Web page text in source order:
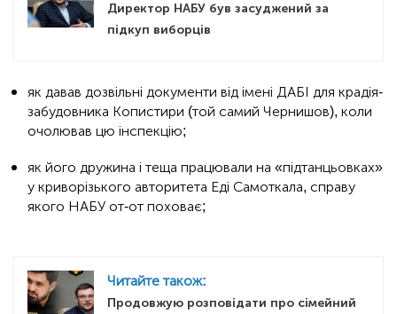
Директор НАБУ був засуджений за
підкуп виборців
як давав дозвільні документи від імені ДАБІ для крадія-
забудовника Копистири (той самий Чернишов), коли
очолював цю інспекцію;
як його дружина і теща працювали на «підтанцьовках»
у криворізького авторитета Еді Самоткала, справу
якого НАБУ от-от поховає;
Читайте також:
Продовжую розповідати про сімейний